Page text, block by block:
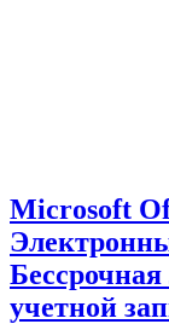
Microsoft
учетной